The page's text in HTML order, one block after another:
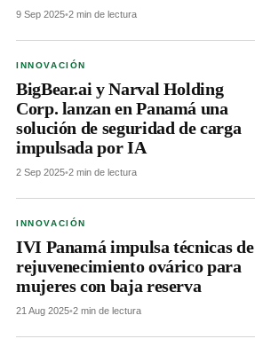
9 Sep 2025•2 min de lectura
INNOVACIÓN
BigBear.ai y Narval Holding
Corp. lanzan en Panamá una
solución de seguridad de carga
impulsada por IA
2 Sep 2025•2 min de lectura
INNOVACIÓN
IVI Panamá impulsa técnicas de
rejuvenecimiento ovárico para
mujeres con baja reserva
21 Aug 2025•2 min de lectura